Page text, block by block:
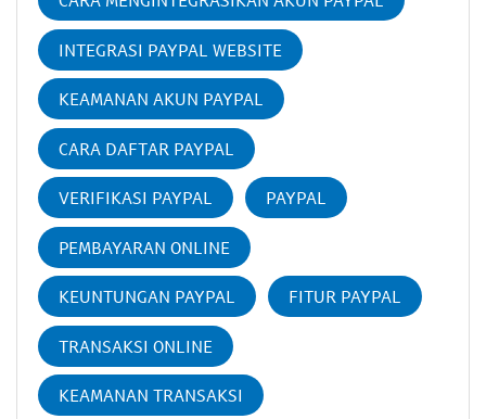
INTEGRASI PAYPAL WEBSITE
KEAMANAN AKUN PAYPAL
CARA DAFTAR PAYPAL
VERIFIKASI PAYPAL PAYPAL
PEMBAYARAN ONLINE
KEUNTUNGAN PAYPAL FITUR PAYPAL
TRANSAKSI ONLINE
KEAMANAN TRANSAKSI